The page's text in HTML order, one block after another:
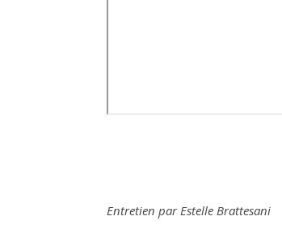
Entretien par Estelle Brattesani